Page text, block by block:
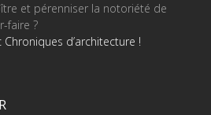
et pérenniser la notoriété de
faire ?
d’architecture !